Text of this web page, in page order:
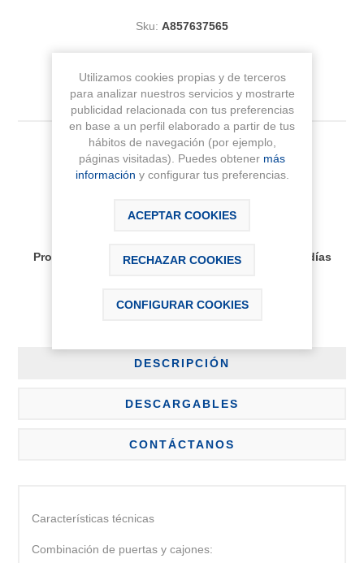
Sku: A857637565
201,59 € IVA Inc.
Producto bajo pedido, plazo de entrega aprox 30 días
DESCRIPCIÓN
DESCARGABLES
CONTÁCTANOS
Características técnicas
Combinación de puertas y cajones:
Utilizamos cookies propias y de terceros
para analizar nuestros servicios y mostrarte
publicidad relacionada con tus preferencias
en base a un perfil elaborado a partir de tus
hábitos de navegación (por ejemplo,
páginas visitadas). Puedes obtener más
información y configurar tus preferencias.
ACEPTAR COOKIES
RECHAZAR COOKIES
CONFIGURAR COOKIES